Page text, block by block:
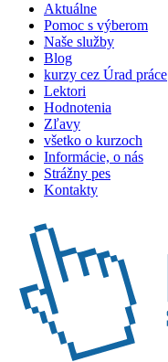
Aktuálne
Pomoc s výberom
Naše služby
Blog
kurzy cez Úrad práce
Lektori
Hodnotenia
Zľavy
všetko o kurzoch
Informácie, o nás
Strážny pes
Kontakty